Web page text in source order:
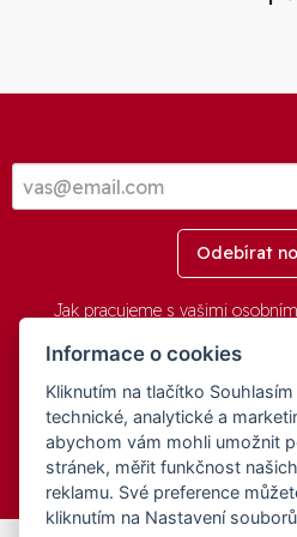
Odebírat
Jak pracujeme s vašimi
© 2016-2026 -aGovernment.cz
aGovernment, Verze:4.0.1.1 -
Všechna práva vyhrazenaOchrana
Informace o cookies
Kliknutím na tlačítko
technické, analytické a
abychom vám mohli umožnit
stránek, měřit funkčnost
reklamu. Své preference
kliknutím na Nastavení